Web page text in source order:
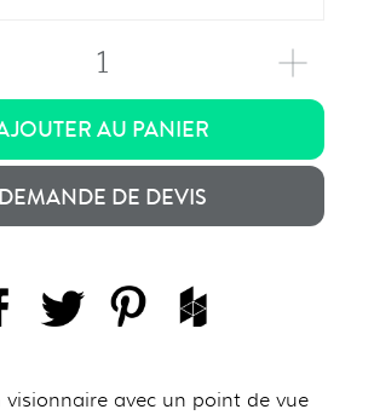
1
AU PANIER
DEMANDE DE DEVIS
avec un point de vue